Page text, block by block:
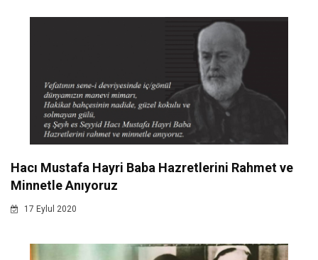
Hacı Mustafa Hayri Baba Hazretlerini Rahmet ve
Minnetle Anıyoruz
17 Eylul 2020